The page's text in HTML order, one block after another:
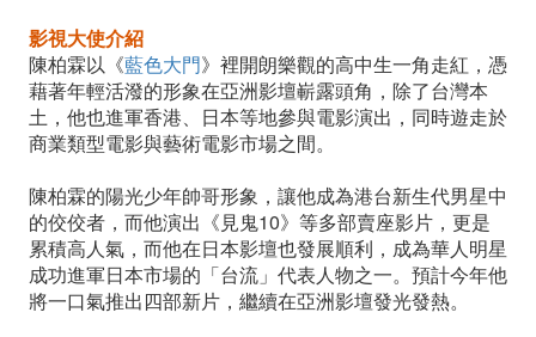
影視大使介紹
陳柏霖以《藍色大門》裡開朗樂觀的高中生一角走紅，憑
藉著年輕活潑的形象在亞洲影壇嶄露頭角，除了台灣本
土，他也進軍香港、日本等地參與電影演出，同時遊走於
商業類型電影與藝術電影市場之間。
陳柏霖的陽光少年帥哥形象，讓他成為港台新生代男星中
的佼佼者，而他演出《見鬼10》等多部賣座影片，更是
累積高人氣，而他在日本影壇也發展順利，成為華人明星
成功進軍日本市場的「台流」代表人物之一。預計今年他
將一口氣推出四部新片，繼續在亞洲影壇發光發熱。